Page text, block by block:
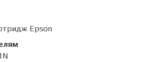
Epson